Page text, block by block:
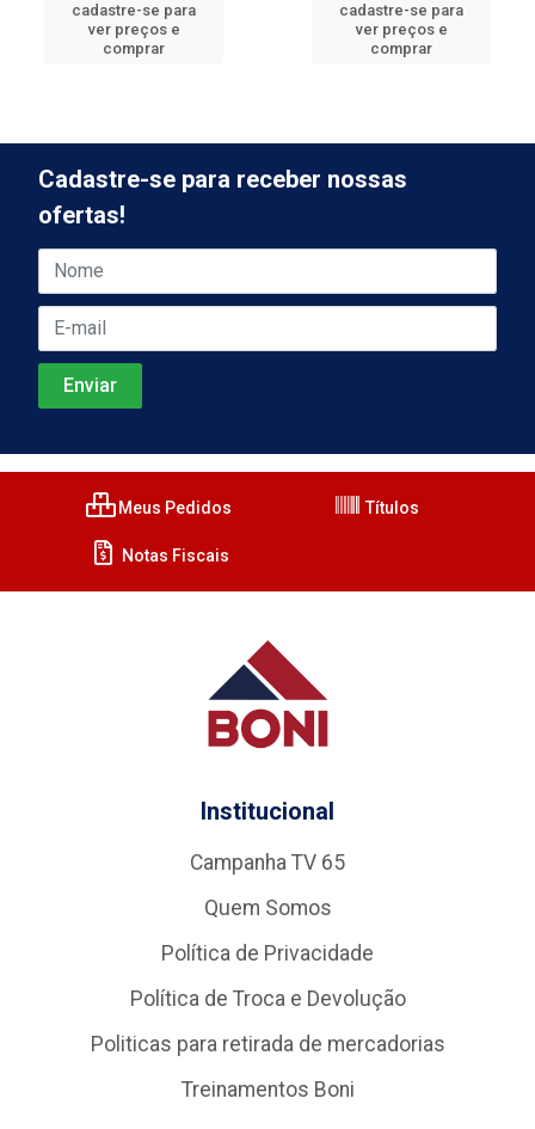
cadastre-se para
ver preços e
comprar
cadastre-se para
ver preços e
comprar
Cadastre-se para receber nossas
ofertas!
Meus Pedidos Títulos
Notas Fiscais
Institucional
Campanha TV 65
Quem Somos
Política de Privacidade
Política de Troca e Devolução
Politicas para retirada de mercadorias
Treinamentos Boni